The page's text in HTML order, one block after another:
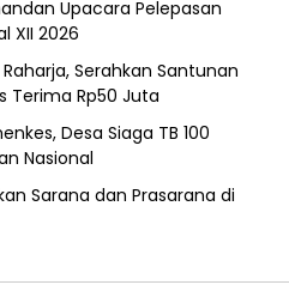
Upacara Pelepasan
XII 2026
Serahkan Santunan
Terima Rp50 Juta
Desa Siaga TB 100
Nasional
Sarana dan Prasarana di